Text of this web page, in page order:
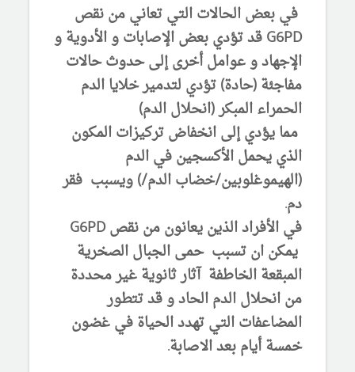
في بعض الحالات التي تعاني من نقص
G6PD قد تؤدي بعض الإصابات و الأدوية و
الإجهاد و عوامل أخرى إلى حدوث حالات
مفاجئة (حادة) تؤدي لتدمير خلايا الدم
الحمراء المبكر (انحلال الدم)
مما يؤدي إلى انخفاض تركيزات المكون
الذي يحمل الأكسجين في الدم
(الهيموغلوبين/خضاب الدم/) ويسبب فقر
دم.
في الأفراد الذين يعانون من نقص G6PD
يمكن ان تسبب حمى الجبال الصخرية
المبقعة الخاطفة آثار ثانوية غير محددة
من انحلال الدم الحاد و قد تتطور
المضاعفات التي تهدد الحياة في غضون
خمسة أيام بعد الاصابة.